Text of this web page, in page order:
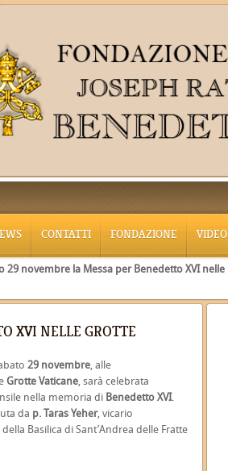
CONTATTI FONDAZIONE VIDEO
29 novembre la Messa per Benedetto XVI nelle
XVI NELLE GROTTE
29 novembre , alle
Grotte Vaticane , sarà celebrata
nella memoria di Benedetto XVI.
da p. Taras Yeher, vicario
Basilica di Sant’Andrea delle Fratte